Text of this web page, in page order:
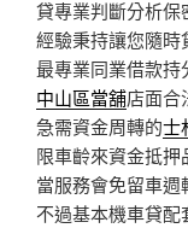
貸專業判斷分析保
經驗秉持讓您隨時
最專業同業借款持
中山區當舖店面合
急需資金周轉的士
限車齡來資金抵
當服務會免留車
不過基本機車貸配